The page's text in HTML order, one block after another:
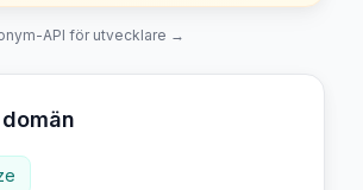
API för utvecklare →